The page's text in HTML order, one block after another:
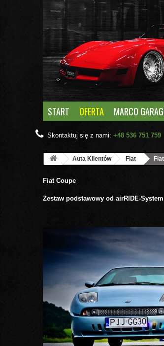
START OFERTA MARCO
Skontaktuj się z nami: +48 536 751 759
Auta Klientów Fiat
Fiat Coupe
Zestaw podstawowy od airRIDE-System